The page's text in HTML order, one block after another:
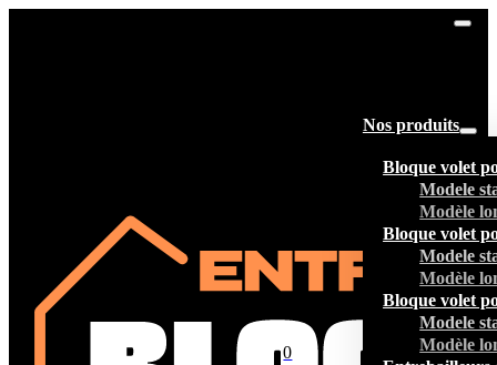
Nos produits
Bloque volet
Modele
Modèle
Bloque volet
Modele
Modèle
Bloque volet
Modele
Modèle
0